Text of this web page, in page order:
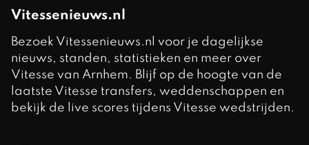
Vitessenieuws.nl
Bezoek Vitessenieuws.nl voor je dagelijkse
nieuws, standen, statistieken en meer over
Vitesse van Arnhem. Blijf op de hoogte van de
laatste Vitesse transfers, weddenschappen en
bekijk de live scores tijdens Vitesse wedstrijden.